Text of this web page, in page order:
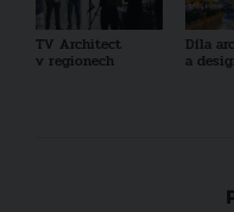
TV Architect
v regionech
Díla
a